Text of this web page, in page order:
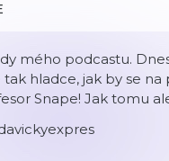
mého podcastu.
hladce, jak by se
Snape! Jak tomu